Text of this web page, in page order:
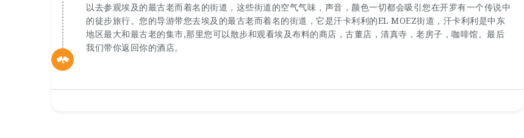
以去参观埃及的最古老而着名的街道，这些街道的空气气味，声音，颜色一切都会吸引您在开罗有一个传说中
的徒步旅行。您的导游带您去埃及的最古老而着名的街道，它是汗卡利利的EL MOEZ街道，汗卡利利是中东
地区最大和最古老的集市,那里您可以散步和观看埃及布料的商店，古董店，清真寺，老房子，咖啡馆。最后
我们带你返回你的酒店。